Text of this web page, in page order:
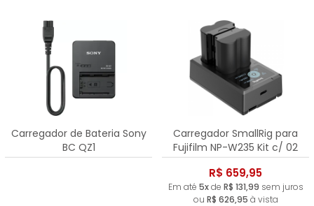
MAIOR PREÇO
A - Z
Carregador de Bateria Sony
BC QZ1
Carregador SmallRig para
Fujifilm NP-W235 Kit c/ 02
baterias
R$ 659,95
Em até 5xde R$ 131,99 sem juros
ou R$ 626,95 à vista